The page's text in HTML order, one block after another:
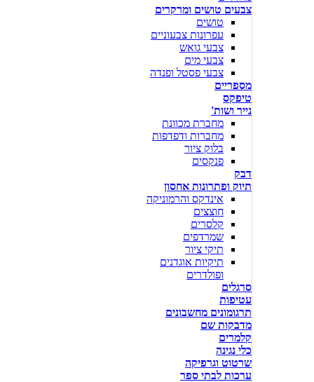
צבעים טושים ומרקרים
טושים
עפרונות צבעוניים
צבעי גואש
צבעי מים
צבעי פסטל ופנדה
מספריים
טיפקס
נייר ושות'
מחברת מכוונת
מחברות ודפדפות
בלוק ציור
פנקסים
דבק
תיוק ופתרונות אחסון
אינדקס והרמוניקה
חוצצים
קלסרים
שמרדפים
תיקי ציור
תיקיות אוגדנים
ופולדרים
סרגלים
עטיפות
תרגומונים מחשבונים
מדבקות שם
קלמרים
כלי נגינה
שרטוט וגרפיקה
ערכות לבתי ספר